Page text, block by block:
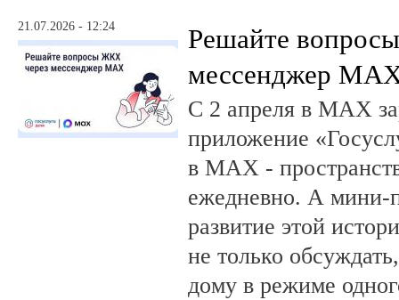
21.07.2026 - 12:24
Решайте
мессенджер
С 2 апреля в MAX
приложение
в MAX -
ежедневно. А мини-
развитие этой
не только
дому в режиме